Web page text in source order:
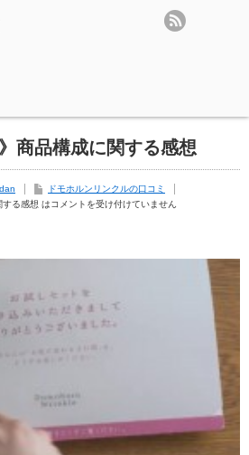
商品構成に関する感想
ドモホルンリンクルの口コミ
する感想 はコメントを受け付けていません